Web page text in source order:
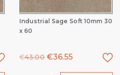
Industrial Sage Soft 10mm 30
x 60
€43.00 €36.55